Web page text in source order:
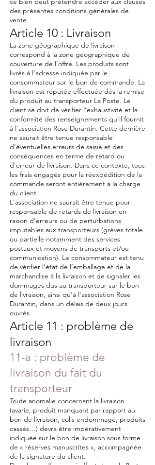
des présentes conditions générales de
vente.
Article 10 : Livraison
La zone géographique de livraison
correspond à la zone géographique de
couverture de l’offre. Les produits sont
livrés à l’adresse indiquée par le
consommateur sur le bon de commande. La
livraison est réputée effectuée dés la remise
du produit au transporteur La Poste. Le
client se doit de vérifier l’exhaustivité et la
conformité des renseignements qu’il fournit
à l'association Rose Durantin. Cette dernière
ne saurait être tenue responsable
d’éventuelles erreurs de saisie et des
conséquences en terme de retard ou
d’erreur de livraison. Dans ce contexte, tous
les frais engagés pour la réexpédition de la
commande seront entièrement à la charge
du client.
L'association ne saurait être tenue pour
responsable de retards de livraison en
raison d’erreurs ou de perturbations
imputables aux transporteurs (grèves totale
ou partielle notamment des services
postaux et moyens de transports et/ou
communication). Le consommateur est tenu
de vérifier l’état de l’emballage et de la
marchandise à la livraison et de signaler les
dommages dus au transporteur sur le bon
de livraison, ainsi qu’à l'association Rose
Durantin, dans un délais de deux jours
ouvrés.
Article 11 : problème de
livraison
11-a : problème de
livraison du fait du
transporteur
Toute anomalie concernant la livraison
(avarie, produit manquant par rapport au
bon de livraison, colis endommagé, produits
cassés…) devra être impérativement
indiquée sur le bon de livraison sous forme
de « réserves manuscrites », accompagnée
de la signature du client.